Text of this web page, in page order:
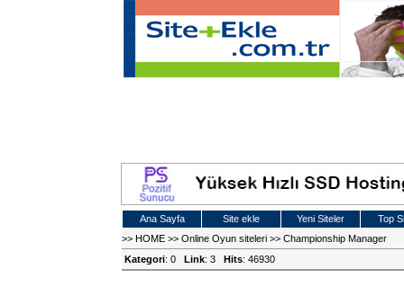
Ana Sayfa Site ekle Yeni Siteler
Top
>> HOME >> Online Oyun siteleri >> Championship Manager
Kategori: 0 Link: 3 Hits: 46930